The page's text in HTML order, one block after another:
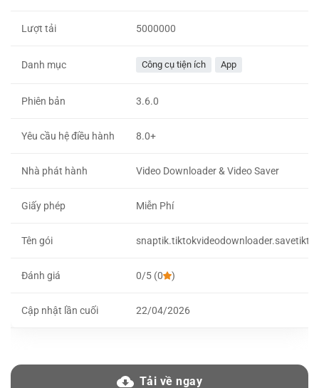
Lượt tải 5000000
Danh mục Công cụ tiện ích App
Phiên bản 3.6.0
Yêu cầu hệ điều hành 8.0+
Nhà phát hành Video Downloader & Video Saver
Giấy phép Miễn Phí
Tên gói
Đánh giá 0/5 (0 )
Cập nhật lần cuối 22/04/2026
Tải về ngay